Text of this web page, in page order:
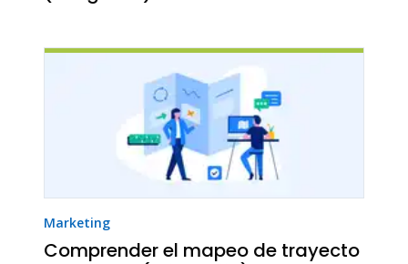
Marketing
Comprender el mapeo de trayecto